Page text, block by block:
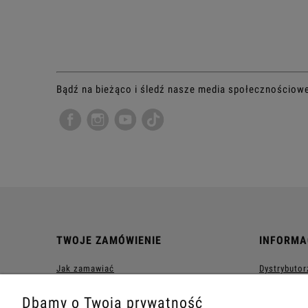
Bądź na bieżąco i śledź nasze media
TWOJE ZAMÓWIENIE
Jak zamawiać
Dbamy o Twoją prywatność